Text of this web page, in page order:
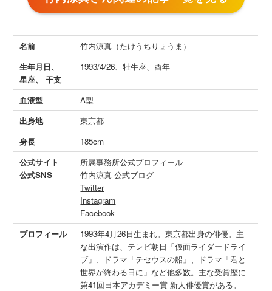
名前
竹内涼真（たけうちりょうま）
生年月日、
星座、 干支
1993/4/26、牡牛座、酉年
血液型
A型
出身地
東京都
身長
185cm
公式サイト
公式SNS
所属事務所公式プロフィール
竹内涼真 公式ブログ
Twitter
Instagram
Facebook
プロフィール
1993年4月26日生まれ。東京都出身の俳優。主
な出演作は、テレビ朝日「仮面ライダードライ
ブ」、ドラマ「テセウスの船」、ドラマ「君と
世界が終わる日に」など他多数。主な受賞歴に
第41回日本アカデミー賞 新人俳優賞がある。